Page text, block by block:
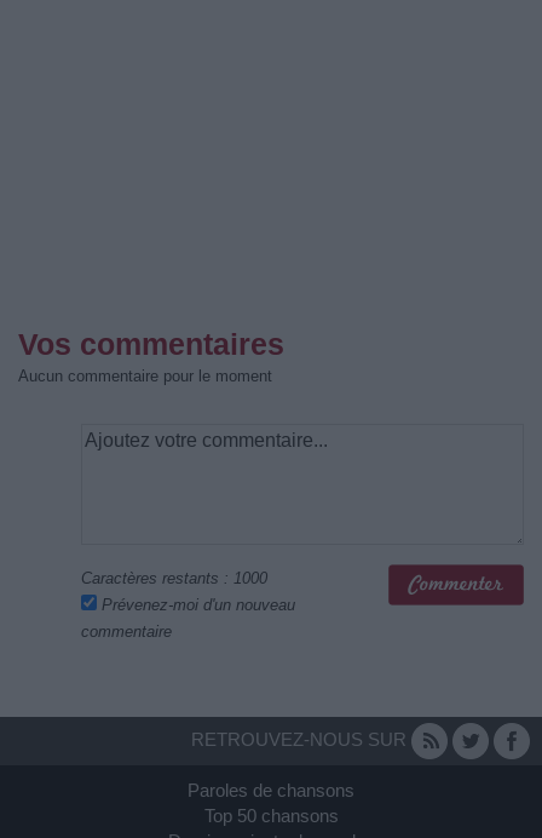
Vos commentaires
Aucun commentaire pour le moment
Caractères restants : 1000
Prévenez-moi d'un nouveau
commentaire
RETROUVEZ-NOUS SUR
Paroles de chansons
Top 50 chansons